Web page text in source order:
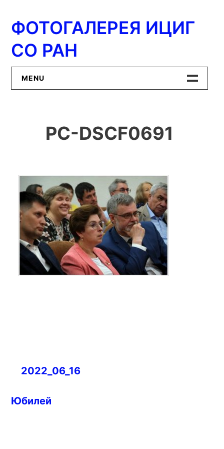
содержимому
ФОТОГАЛЕРЕЯ ИЦИГ
СО РАН
MENU
ИЦиГ СО РАН
PC-DSCF0691
Навигация
записям
2022_06_16
Юбилей